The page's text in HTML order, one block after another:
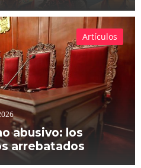
abusivo: los
arrebatados
Artículos